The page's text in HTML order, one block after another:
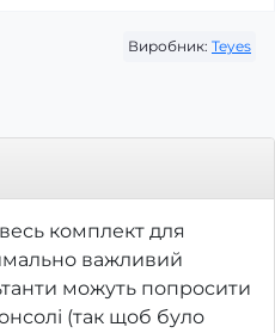
Виробник: Teyes
комплект для
важливий
можуть попросити
(так щоб було